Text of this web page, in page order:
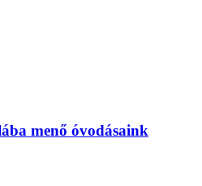
menő óvodásaink